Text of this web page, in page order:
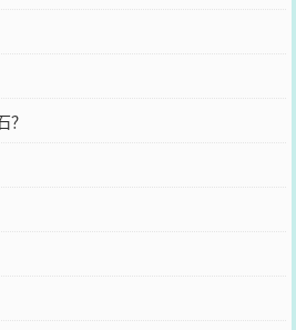
？